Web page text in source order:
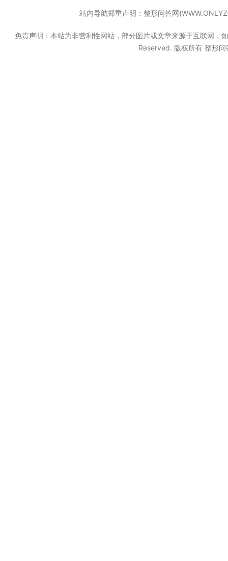
站内导航郑重声明：整形问答网
免责声明：本站为非营利性网站，部分图片或文章来源于互联网，
Reserved. 版权所有 整形问